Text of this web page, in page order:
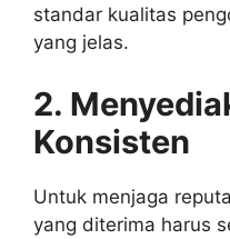
standar kualitas
yang jelas.
2.
Konsisten
Untuk menjaga
yang diterima harus